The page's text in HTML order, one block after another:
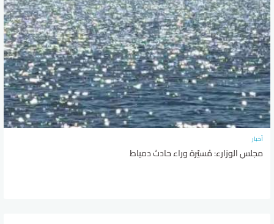
أخبار
مجلس الوزارء: مُسيّرة وراء حادث دمياط